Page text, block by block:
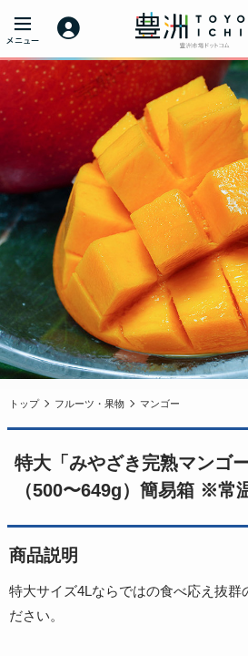
トップ フルーツ・果物 マンゴー
特大「みやざき完熟マンゴ
（500〜649g）簡易箱 ※常
商品説明
特大サイズ4Lならではの食べ応え抜群
ださい。